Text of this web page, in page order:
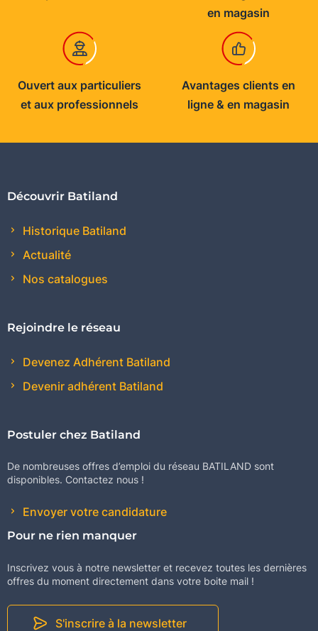
en magasin
Ouvert aux particuliers
et aux professionnels
Avantages clients en
ligne & en magasin
Découvrir Batiland
Historique Batiland
Actualité
Nos catalogues
Rejoindre le réseau
Devenez Adhérent Batiland
Devenir adhérent Batiland
Postuler chez Batiland
De nombreuses offres d’emploi du réseau BATILAND sont
disponibles. Contactez nous !
Envoyer votre candidature
Pour ne rien manquer
Inscrivez vous à notre newsletter et recevez toutes les dernières
offres du moment directement dans votre boite mail !
S'inscrire à la newsletter